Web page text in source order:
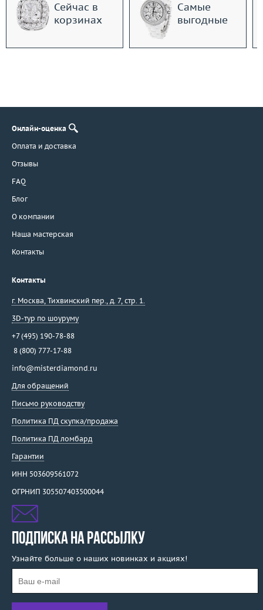
Сейчас в
корзинах
Самые
выгодные
Онлайн-оценка
Оплата и доставка
Отзывы
FAQ
Блог
О компании
Наша мастерская
Контакты
Контакты
г. Москва, Тихвинский пер., д. 7, стр. 1.
3D-тур по шоуруму
+7 (495) 190-78-88
8 (800) 777-17-88
info@misterdiamond.ru
Для обращений
Письмо руководству
Политика ПД скупка/продажа
Политика ПД ломбард
Гарантии
ИНН 503609561072
ОГРНИП 305507403500044
ПОДПИСКА НА РАССЫЛКУ
Узнайте больше о наших новинках и акциях!